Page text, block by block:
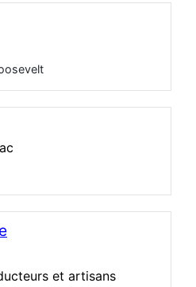
et artisans